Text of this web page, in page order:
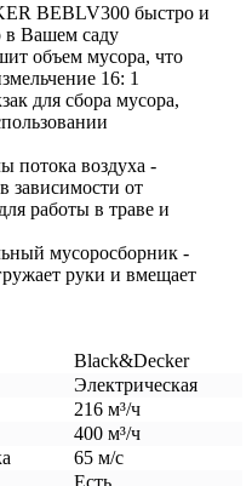
BEBLV300 быстро и
в Вашем саду
объем мусора, что
16: 1
для сбора мусора,
потока воздуха -
зависимости от
работы в траве и
мусоросборник -
руки и вмещает
Black&Decker
Электрическая
216 м³/ч
400 м³/ч
65 м/с
Есть